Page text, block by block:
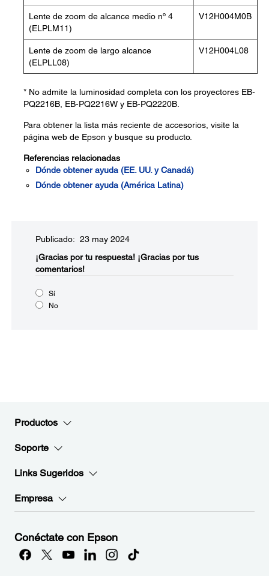
Lente de zoom de alcance medio nº 4
(ELPLM11)
V12H004M0B
Lente de zoom de largo alcance
(ELPLL08)
V12H004L08
* No admite la luminosidad completa con los proyectores EB-
PQ2216B, EB-PQ2216W y EB-PQ2220B.
Para obtener la lista más reciente de accesorios, visite la
página web de Epson y busque su producto.
Referencias relacionadas
Dónde obtener ayuda (EE. UU. y Canadá)
Dónde obtener ayuda (América Latina)
Publicado: 23 may 2024
¡Gracias por tu respuesta! ¡Gracias por tus
comentarios!
Sí
No
Productos
Soporte
Links Sugeridos
Empresa
Conéctate con Epson